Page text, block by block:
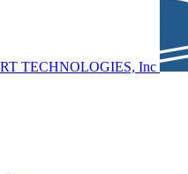
TECHNOLOGIES, Inc